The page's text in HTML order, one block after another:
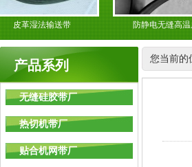
革湿法输送带 防静电无缝高温皮带
产品系列
无缝硅胶带厂
热切机带厂
贴合机网带厂
您当前的